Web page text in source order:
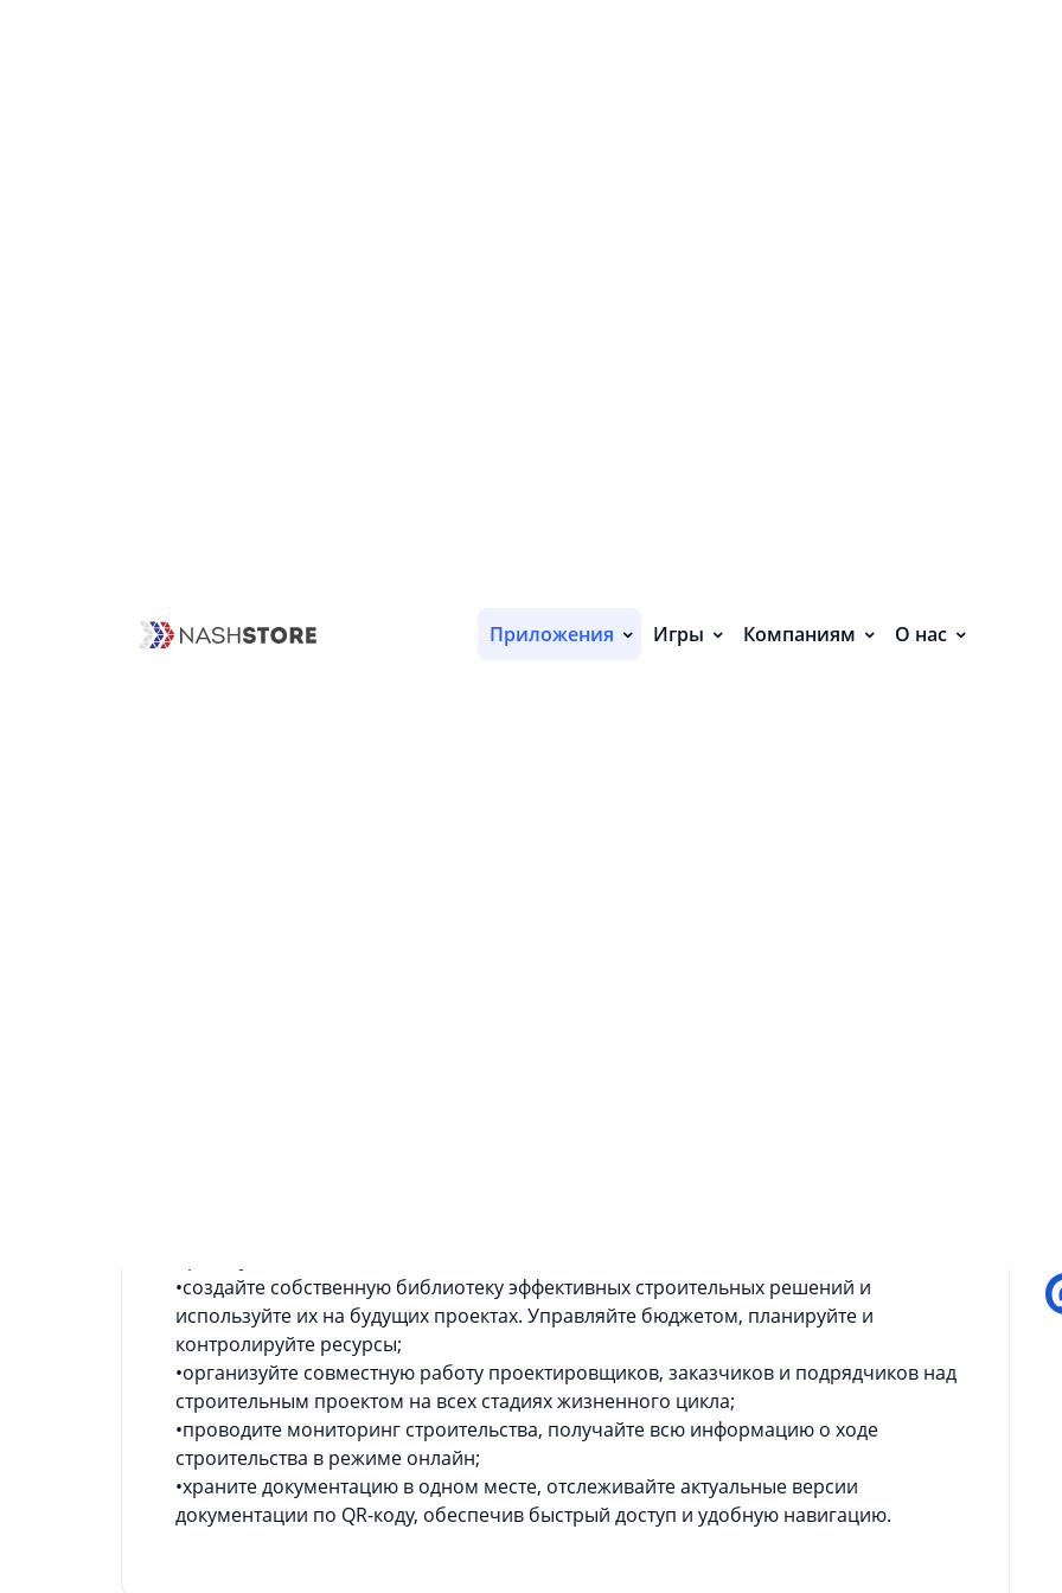
Приложения Игры Компаниям О нас
•создайте собственную библиотеку эффективных строительных решений и
используйте их на будущих проектах. Управляйте бюджетом, планируйте и
контролируйте ресурсы;
•организуйте совместную работу проектировщиков, заказчиков и подрядчиков над
строительным проектом на всех стадиях жизненного цикла;
•проводите мониторинг строительства, получайте всю информацию о ходе
строительства в режиме онлайн;
•храните документацию в одном месте, отслеживайте актуальные версии
документации по QR-коду, обеспечив быстрый доступ и удобную навигацию.